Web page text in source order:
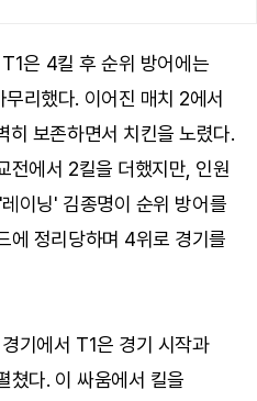
은 4킬 후 순위 방어에는
리했다. 이어진 매치 2에서
히 보존하면서 치킨을 노렸다.
전에서 2킬을 더했지만, 인원
이닝' 김종명이 순위 방어를
에 정리당하며 4위로 경기를
기에서 T1은 경기 시작과
쳤다. 이 싸움에서 킬을